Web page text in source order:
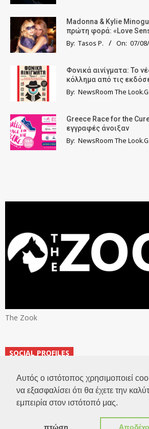
Αυτός ο ιστότοπος χρησιμοποιεί
να εξασφαλίσει ότι θα έχετε την
εμπειρία στον ιστότοπό μας.
πτώση
Madonna & Kylie
πρώτη φορά: «Love
By: Tasos P. On: 07/
Φονικά αινίγματα: Το
κόλλημα από τις
By: NewsRoom The
Greece Race for the
εγγραφές άνοιξαν
By: NewsRoom The
The Zook
SOCIAL PROFILES